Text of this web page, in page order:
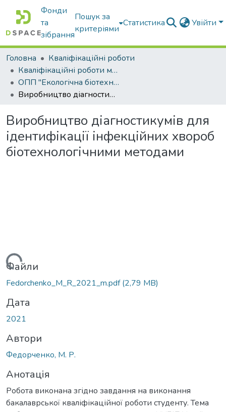
Фонди
та
зібрання
Пошук за
критеріями
Статистика Увійти
Головна
Кваліфікаційні роботи
Кваліфікаційні роботи магістрів
ОПП "Екологічна біотехнологія та біоенергетика"
Виробництво діагностикумів для ідентифікації інфекційних хвороб біотехнологічними методами
Виробництво діагностикумів для
ідентифікації інфекційних хвороб
біотехнологічними методами
Файли
Fedorchenko_M_R_2021_m.pdf(2,79 MB)
Дата
2021
Автори
Федорченко, М. Р.
Анотація
Робота виконана згідно завдання на виконання
бакалаврської кваліфікаційної роботи студенту. Тема